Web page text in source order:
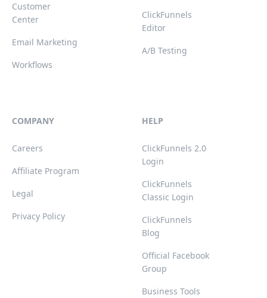
Customer
Center
Email Marketing
Workflows
ClickFunnels
Editor
A/B Testing
COMPANY
Careers
Affiliate Program
Legal
Privacy Policy
HELP
ClickFunnels 2.0
Login
ClickFunnels
Classic Login
ClickFunnels
Blog
Official Facebook
Group
Business Tools